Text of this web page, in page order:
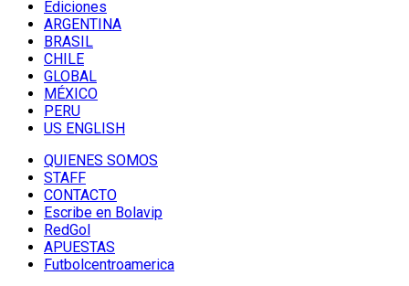
Ediciones
ARGENTINA
BRASIL
CHILE
GLOBAL
MÉXICO
PERU
US ENGLISH
QUIENES SOMOS
STAFF
CONTACTO
Escribe en Bolavip
RedGol
APUESTAS
Futbolcentroamerica